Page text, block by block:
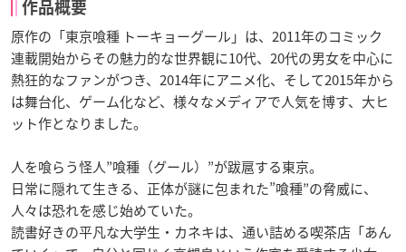
作品概要
原作の「東京喰種 トーキョーグール」は、2011年のコミック
連載開始からその魅力的な世界観に10代、20代の男女を中心に
熱狂的なファンがつき、2014年にアニメ化、そして2015年から
は舞台化、ゲーム化など、様々なメディアで人気を博す、大ヒ
ット作となりました。
人を喰らう怪人”喰種（グール）”が跋扈する東京。
日常に隠れて生きる、正体が謎に包まれた”喰種”の脅威に、
人々は恐れを感じ始めていた。
読書好きの平凡な大学生・カネキは、通い詰める喫茶店「あん